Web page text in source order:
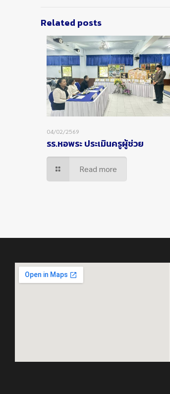
Related posts
04/02/2569
รร.หอพระ ประเมินครูผู้ช่วย
Read more